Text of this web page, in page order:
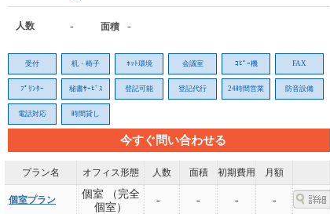
人数 - 面積 -
受付 机・椅子 ﾈｯﾄ環境 会議室 ｺﾋﾟｰ機 FAX
ﾌﾟﾘﾝﾀｰ 秘書ｻｰﾋﾞｽ 登記可能 登記代行 24時間営業 防音設備
電話対応 時間貸し
今すぐ問い合わせる
プラン名 オフィス形態 人数 面積 初期費用 月額
個室プラン
個室 （完全
個室）
- - - -